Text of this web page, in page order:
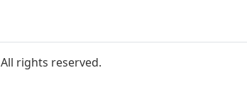
All rights reserved.